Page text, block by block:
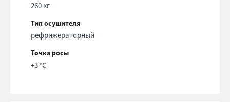
260 кг
Тип осушителя
рефрижераторный
Точка росы
+3 °С